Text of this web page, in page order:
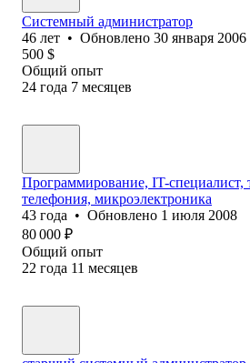
Системный администратор
46 лет • Обновлено 30 января 2006
500 $
Общий опыт
24 года 7 месяцев
Программирование, IT-специалист,
телефония, микроэлектроника
43 года • Обновлено 1 июля 2008
80 000 ₽
Общий опыт
22 года 11 месяцев